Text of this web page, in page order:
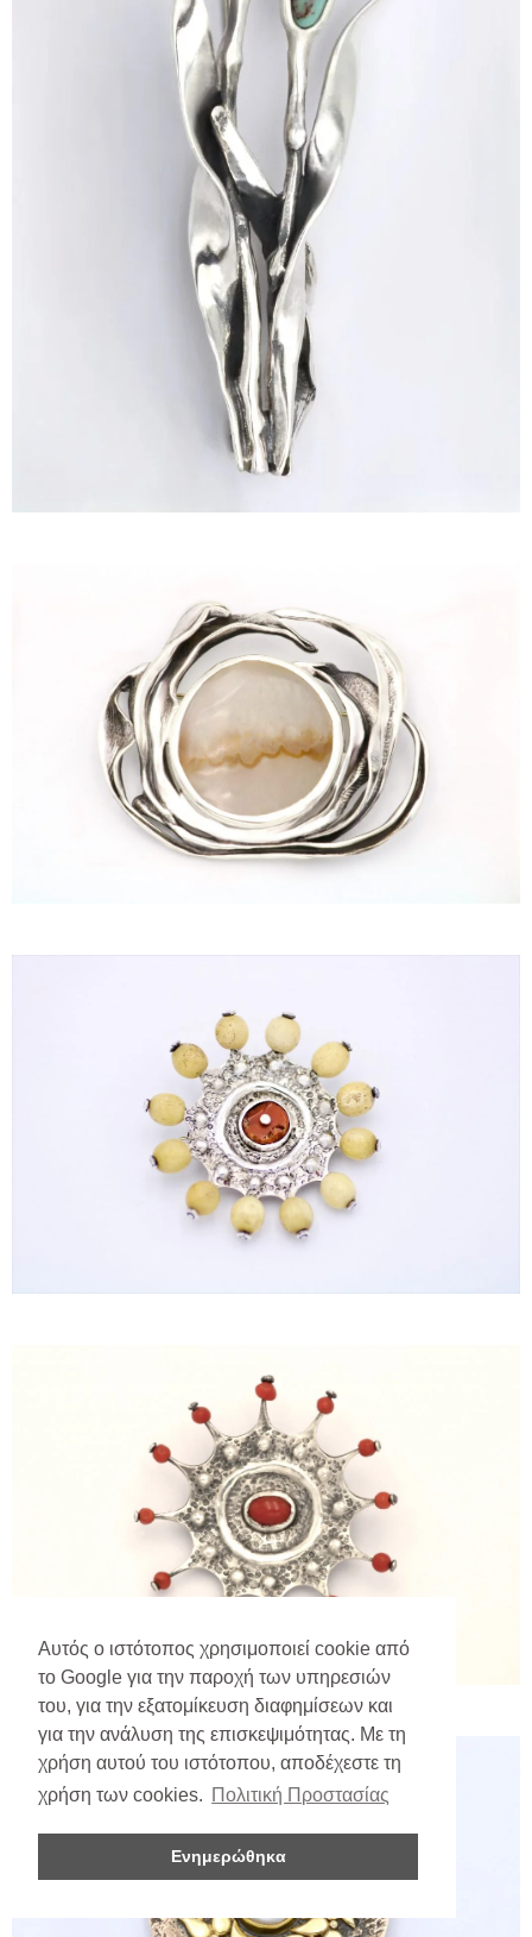
Αυτός ο ιστότοπος χρησιμοποιεί cookie από
το Google για την παροχή των υπηρεσιών
του, για την εξατομίκευση διαφημίσεων και
για την ανάλυση της επισκεψιμότητας. Με τη
χρήση αυτού του ιστότοπου, αποδέχεστε τη
χρήση των cookies. Πολιτική Προστασίας
Ενημερώθηκα